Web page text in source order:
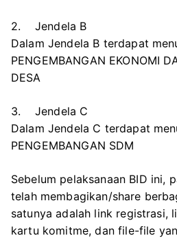
2. Jendela B
Dalam Jendela B terdapat
PENGEMBANGAN EKONOMI
DESA
3. Jendela C
Dalam Jendela C terdapat
PENGEMBANGAN SDM
Sebelum pelaksanaan BID ini,
telah membagikan/share
satunya adalah link registrasi,
kartu komitme, dan file-file